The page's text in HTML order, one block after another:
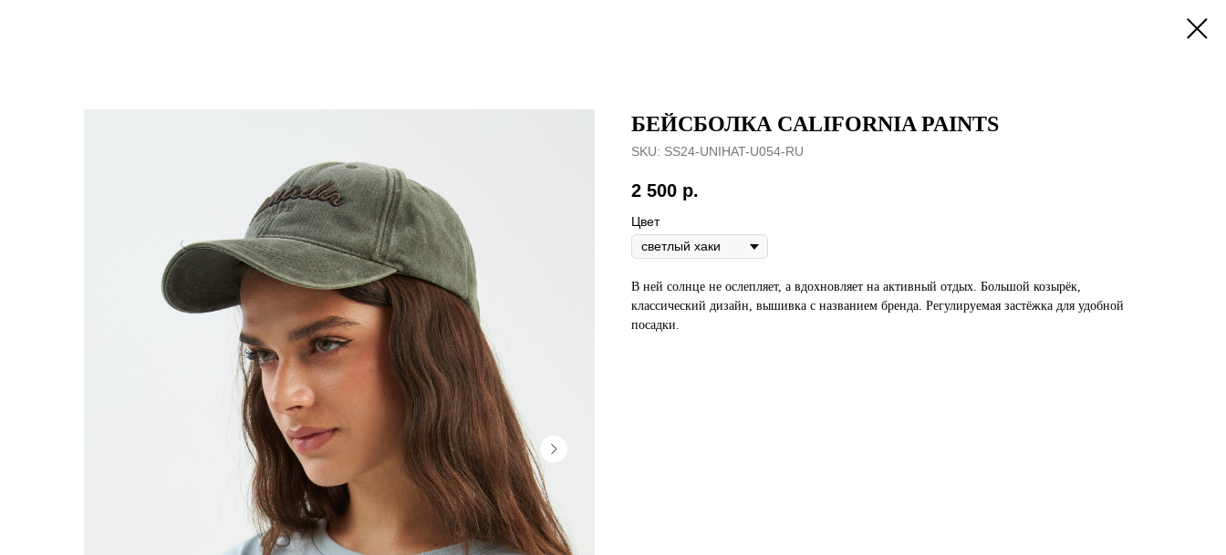
БЕЙСБОЛКА CALIFORNIA PAINTS
SKU: SS24-UNIHAT-U054-RU
2 500 р.
Цвет
В ней солнце не ослепляет, а вдохновляет на активный отдых. Большой козырёк,
классический дизайн, вышивка с названием бренда. Регулируемая застёжка для удобной
посадки.